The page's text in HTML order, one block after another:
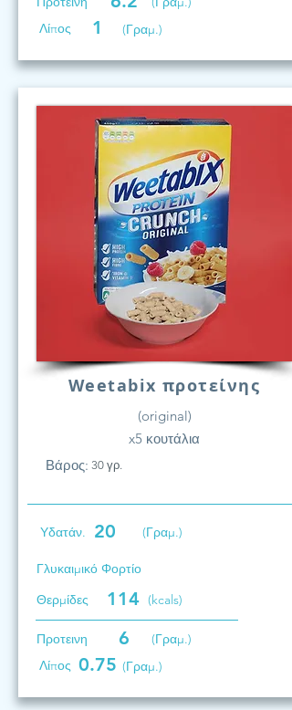
Λίπος
1 (Γραμ.)
Weetabix προτείνης
(original)
x5 κουτάλια
Βάρος: 30 γρ.
Υδατάν. 20 (Γραμ.)
Γλυκαιμικό Φορτίο
Θερμίδες
114 (kcals)
Προτεινη 6
(Γραμ.)
Λίπος 0.75 (Γραμ.)